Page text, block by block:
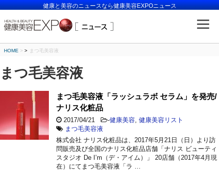
健康と美容のニュースなら健康美容EXPOニュース
HOME > まつ毛美容液
まつ毛美容液
まつ毛美容液「ラッシュラボ セラム」を発売/
ナリス化粧品
2017/04/21 -健康美容 健康美容リスト
まつ毛美容液
株式会社 ナリス化粧品は、2017年5月21日（日）より訪
問販売及び全国のナリス化粧品店舗「ナリス ビューティ
スタジオ De I’m（デ・アイム）」 20店舗（2017年4月現
在）にてまつ毛美容液「ラ …